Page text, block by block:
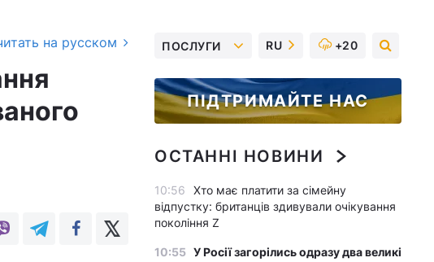
на русском ПОСЛУГИ RU +20
ПІДТРИМАЙТЕ НАС
ОСТАННІ НОВИНИ
10:56
Хто має платити за сімейну
відпустку: британців здивували очікування
покоління Z
10:55 У Росії загорілись одразу два великі